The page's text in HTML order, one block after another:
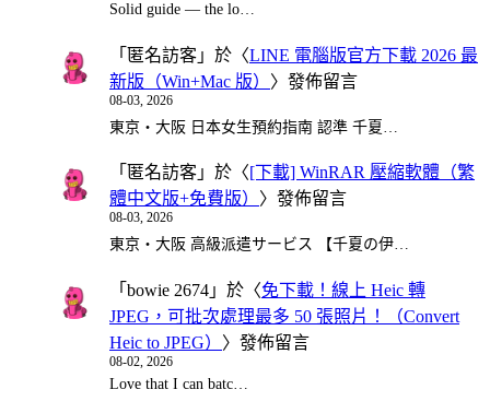
Solid guide — the lo…
「 匿名訪客 」於〈LINE 電腦版官方下載 2026 最
新版（Win+Mac 版） 〉發佈留言
08-03, 2026
東京・大阪 日本女生預約指南 認準 千夏…
「 匿名訪客 」於〈[下載] WinRAR 壓縮軟體（繁
體中文版+免費版） 〉發佈留言
08-03, 2026
東京・大阪 高級派遣サービス 【千夏の伊…
「 bowie 2674 」於〈免下載！線上 Heic 轉
JPEG，可批次處理最多 50 張照片！（Convert
Heic to JPEG） 〉發佈留言
08-02, 2026
Love that I can batc…